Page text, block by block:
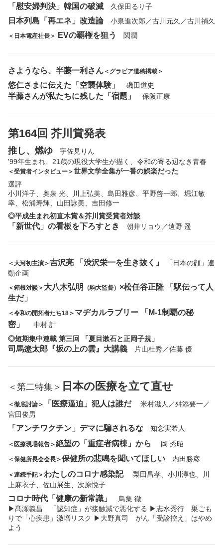
「慰安婦判決」韓国の破滅 久保田るり子
日本列島「再エネ」改造論小泉進次郎／古川元久／古川禎久
＜日本電産社長＞ EVの覇権を狙う 関潤
さようなら、半藤一利さん ＜グラビア遺稿掲載＞
悠仁さまに伝えた「空襲体験」 磯田道史
半藤さんが私たちに残した「宿題」 保阪正康
第164回 芥川賞発表
推し、燃ゆ 宇佐見りん
'99年生まれ、21歳の現役大学生が描く、令和の寄る辺なき青春
＜受賞者インタビュー＞世界文学全集が一番の娯楽だった
選評
小川洋子、奥泉 光、川上弘美、島田雅彦、平野啓一郎、堀江敏
幸、松浦寿輝、山田詠美、吉田修一
◎平成生まれ初直木賞＆芥川賞受賞者対談
「新世代」の看板を下ろすとき 朝井リョウ／遠野 遥
＜大河初主演＞吉沢亮 「渋沢栄一を生き抜く」
「日本の顔」連
動企画
＜箱根対談＞ 大八木弘明 （駒大監督） ×松任谷正隆 「駅伝って人
生だ」
＜令和の開拓者たち18＞ マヂカルラブリー 「M-1制覇の秘
密」
中村 計
◎短期集中連載 第三回 「夏目漱石と正岡子規」
司馬遼太郎『坂の上の雲』大講義 片山杜秀／佐藤 優
＜第二特集＞ 日本の医療を立て直せ
＜徹底討論＞ 「医療逼迫」犯人は誰だ
米村滋人／舛添要一／
宮田俊男
「アンチワクチン」デマに騙されるな 知念実希人
＜医療現場報告＞絶望の「重症者病棟」から 岡 秀昭
＜保健所長会会長＞保健所の悲鳴を聞いてほしい 内田勝彦
＜連続手記＞わたしのコロナ感染記
梨田昌孝、小川淳也、川
上麻衣子、佐山展生、次原悦子
コロナ時代「健康の新常識」
鳥集 徹
▶︎髙瀬義昌 「認知症」が接触減で悪化する ▶︎志水秀行 巣ごも
りで「心疾患」激増リスク ▶︎大野真司 がん「受診控え」はやめ
よう